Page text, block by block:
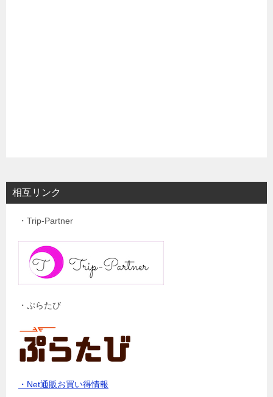
相互リンク
・Trip-Partner
・ぷらたび
・Net通販お買い得情報